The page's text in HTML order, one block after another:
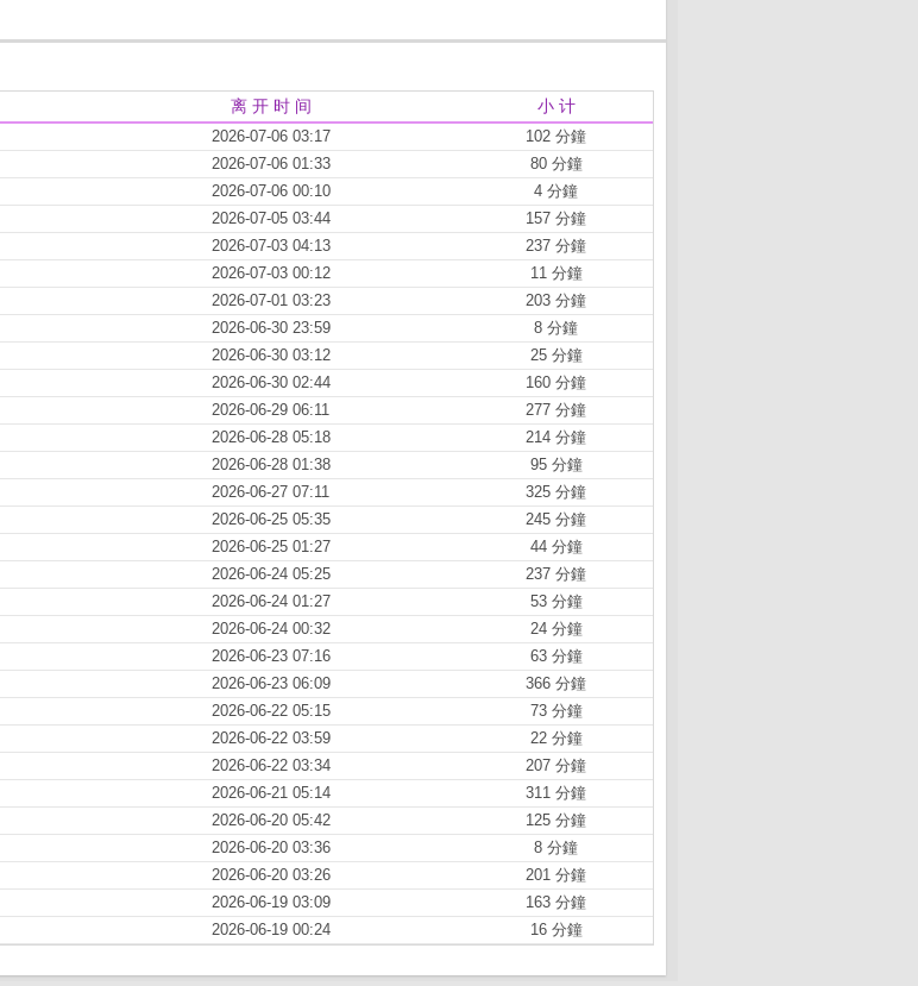
离 开 时 间 小 计
2026-07-06 03:17
102 分鐘
2026-07-06 01:33
80 分鐘
2026-07-06 00:10
4 分鐘
2026-07-05 03:44
157 分鐘
2026-07-03 04:13
237 分鐘
2026-07-03 00:12
11 分鐘
2026-07-01 03:23
203 分鐘
2026-06-30 23:59
8 分鐘
2026-06-30 03:12
25 分鐘
2026-06-30 02:44
160 分鐘
2026-06-29 06:11
277 分鐘
2026-06-28 05:18
214 分鐘
2026-06-28 01:38
95 分鐘
2026-06-27 07:11
325 分鐘
2026-06-25 05:35
245 分鐘
2026-06-25 01:27
44 分鐘
2026-06-24 05:25
237 分鐘
2026-06-24 01:27
53 分鐘
2026-06-24 00:32
24 分鐘
2026-06-23 07:16
63 分鐘
2026-06-23 06:09
366 分鐘
2026-06-22 05:15
73 分鐘
2026-06-22 03:59
22 分鐘
2026-06-22 03:34
207 分鐘
2026-06-21 05:14
311 分鐘
2026-06-20 05:42
125 分鐘
2026-06-20 03:36
8 分鐘
2026-06-20 03:26
201 分鐘
2026-06-19 03:09
163 分鐘
2026-06-19 00:24 16 分鐘